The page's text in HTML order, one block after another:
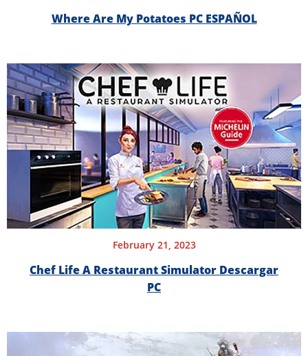
Where Are My Potatoes PC ESPAÑOL
February 21, 2023
Chef Life A Restaurant Simulator Descargar
PC